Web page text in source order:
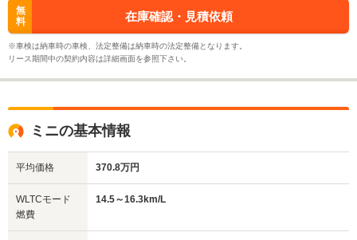
無
料
在庫確認・見積依頼
※車検は納車時の車検、法定整備は納車時の法定整備となります。
リース期間中の契約内容は詳細画面を参照下さい。
ミニの基本情報
平均価格 370.8万円
WLTCモード
燃費
14.5～16.3km/L